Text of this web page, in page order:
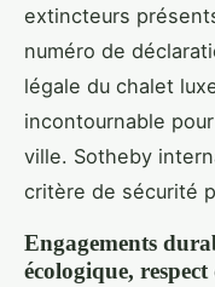
extincteurs
numéro de
légale du chalet
incontournable
ville. Sotheby
critère de sécurité
Engagements
écologique,